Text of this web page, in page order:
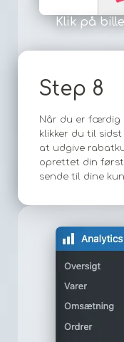
Step 8
Når du er færdig
klikker du til sidst
at udgive
oprettet din
sende til dine
Klik på